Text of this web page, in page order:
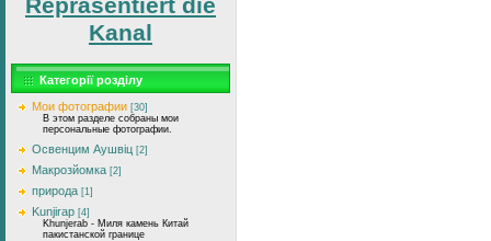
Repräsentiert die
Kanal
Категорії розділу
Мои фотографии [30]
В этом разделе собраны мои
персональные фотографии.
Освенцим Аушвіц [2]
Макрозйомка [2]
природа [1]
Kunjirap [4]
Khunjerab - Миля камень Китай
пакистанской границе